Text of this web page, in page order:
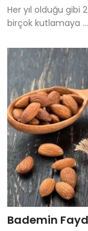
Her yıl olduğu gibi
birçok kutlamaya ...
Bademin